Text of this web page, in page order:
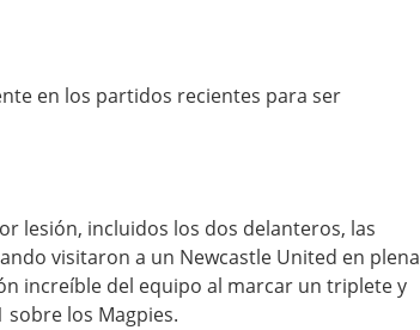
en los partidos recientes para ser
lesión, incluidos los dos delanteros, las
visitaron a un Newcastle United en plena
increíble del equipo al marcar un triplete y
los Magpies.